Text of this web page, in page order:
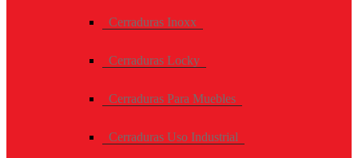
Cerraduras Inoxx
Cerraduras Locky
Cerraduras Para Muebles
Cerraduras Uso Industrial